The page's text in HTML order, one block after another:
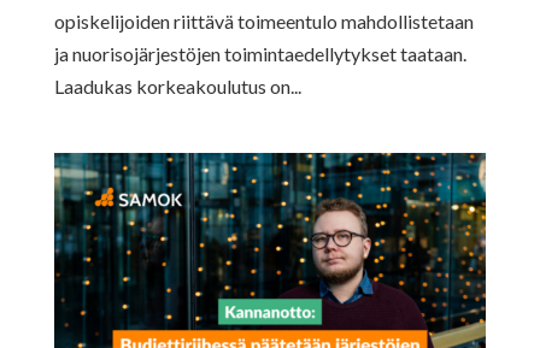
opiskelijoiden riittävä toimeentulo mahdollistetaan
ja nuorisojärjestöjen toimintaedellytykset taataan.
Laadukas korkeakoulutus on...